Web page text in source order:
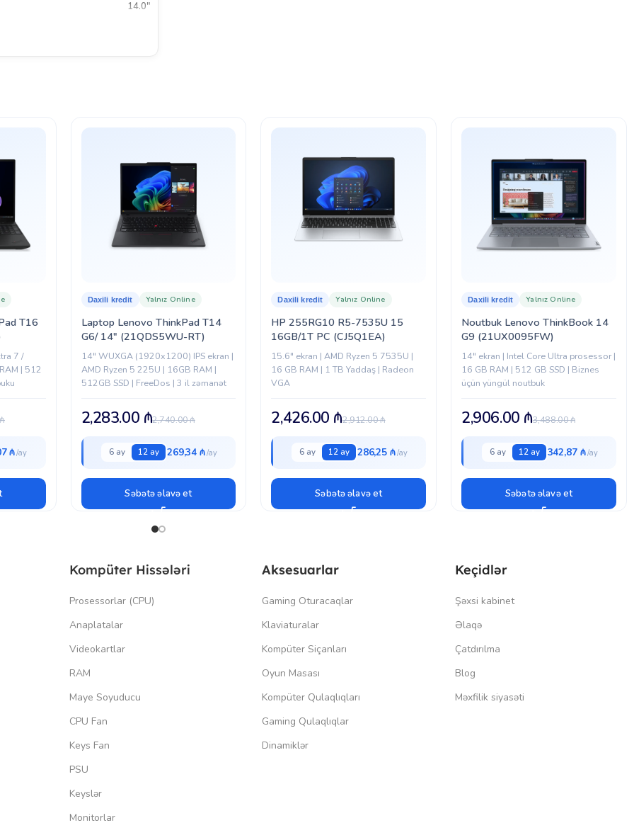
14.0"
Sadə noutbuk
Xeyr
Boz
Lenovo
NN
T16
7 /
| 512
₼
₼
Laptop Lenovo ThinkPad T14
G6/ 14″ (21QDS5WU-RT)
Daxili kredit Yalnız Online
14" WUXGA (1920x1200) IPS ekran |
AMD Ryzen 5 225U | 16GB RAM |
512GB SSD | FreeDos | 3 il zəmanət
2,740.00₼
2,283.00 ₼
6 ay 12 ay 269,34 ₼
Səbətə əlavə et
HP 255RG10 R5-7535U 15
16GB/1T PC (CJ5Q1EA)
Daxili kredit Yalnız Online
15.6″ ekran | AMD Ryzen 5 7535U |
16 GB RAM | 1 TB Yaddaş | Radeon
VGA
2,912.00₼
2,426.00 ₼
6 ay 12 ay 286,25 ₼
Səbətə əlavə et
Noutbuk Lenovo ThinkBook 14
G9 (21UX0095FW)
Daxili kredit Yalnız Online
14″ ekran | Intel Core Ultra prosessor |
16 GB RAM | 512 GB SSD | Biznes
üçün yüngül noutbuk
3,488.00₼
2,906.00 ₼
6 ay 12 ay 342,87 ₼
Səbətə əlavə et
Kompüter Hissələri
Prosessorlar (CPU)
Anaplatalar
Videokartlar
RAM
Maye Soyuducu
CPU Fan
Keys Fan
PSU
Keyslər
Monitorlar
Aksesuarlar
Gaming Oturacaqlar
Klaviaturalar
Kompüter Siçanları
Oyun Masası
Kompüter Qulaqlıqları
Gaming Qulaqlıqlar
Dinamiklər
Keçidlər
Şəxsi kabinet
Əlaqə
Çatdırılma
Blog
Məxfilik siyasəti